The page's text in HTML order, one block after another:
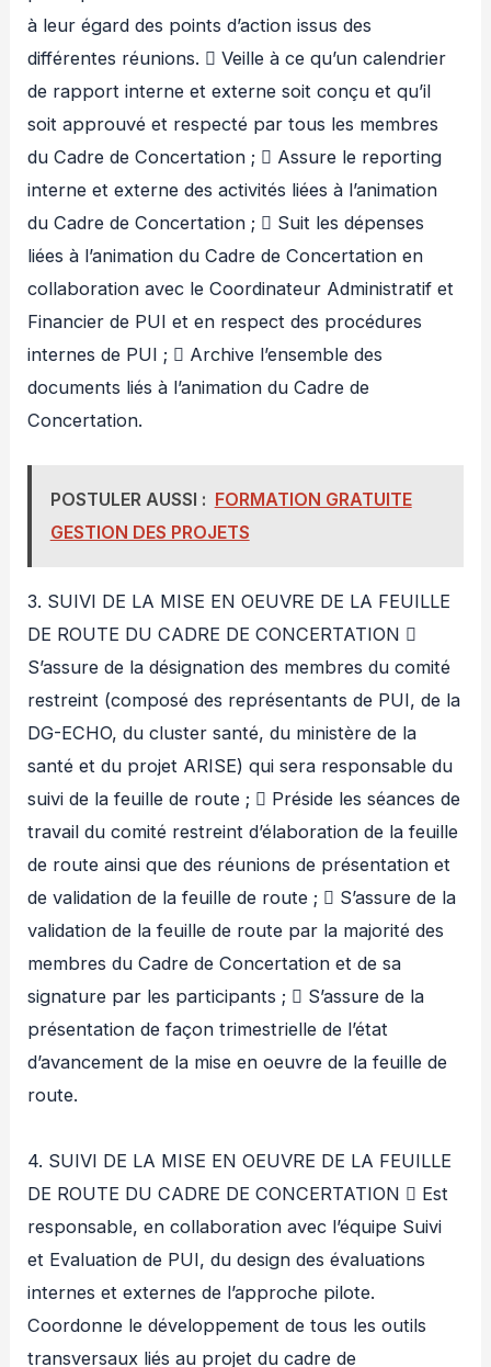
à leur égard des points d’action issus des
différentes réunions.  Veille à ce qu’un calendrier
de rapport interne et externe soit conçu et qu’il
soit approuvé et respecté par tous les membres
du Cadre de Concertation ;  Assure le reporting
interne et externe des activités liées à l’animation
du Cadre de Concertation ;  Suit les dépenses
liées à l’animation du Cadre de Concertation en
collaboration avec le Coordinateur Administratif et
Financier de PUI et en respect des procédures
internes de PUI ;  Archive l’ensemble des
documents liés à l’animation du Cadre de
Concertation.
POSTULER AUSSI : FORMATION GRATUITE
GESTION DES PROJETS
3. SUIVI DE LA MISE EN OEUVRE DE LA FEUILLE
DE ROUTE DU CADRE DE CONCERTATION 
S’assure de la désignation des membres du comité
restreint (composé des représentants de PUI, de la
DG-ECHO, du cluster santé, du ministère de la
santé et du projet ARISE) qui sera responsable du
suivi de la feuille de route ;  Préside les séances de
travail du comité restreint d’élaboration de la feuille
de route ainsi que des réunions de présentation et
de validation de la feuille de route ;  S’assure de la
validation de la feuille de route par la majorité des
membres du Cadre de Concertation et de sa
signature par les participants ;  S’assure de la
présentation de façon trimestrielle de l’état
d’avancement de la mise en oeuvre de la feuille de
route.
4. SUIVI DE LA MISE EN OEUVRE DE LA FEUILLE
DE ROUTE DU CADRE DE CONCERTATION  Est
responsable, en collaboration avec l’équipe Suivi
et Evaluation de PUI, du design des évaluations
internes et externes de l’approche pilote.
Coordonne le développement de tous les outils
transversaux liés au projet du cadre de